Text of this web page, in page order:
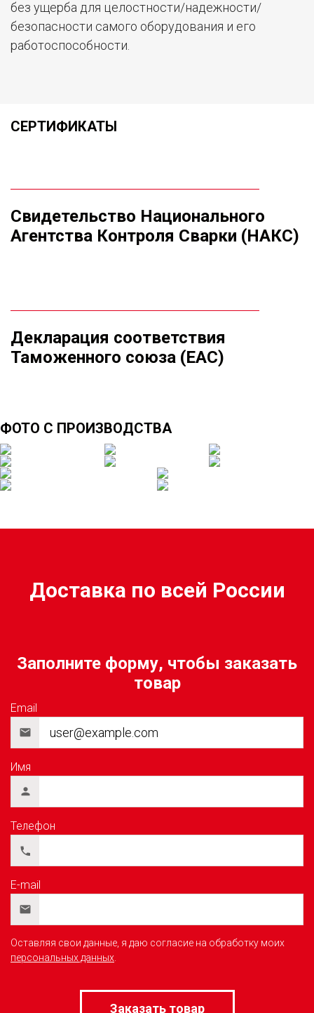
без ущерба для целостности/надежности/
безопасности самого оборудования и его
работоспособности.
СЕРТИФИКАТЫ
Свидетельство Национального
Агентства Контроля Сварки (НАКС)
Декларация соответствия
Таможенного союза (ЕАС)
ФОТО С ПРОИЗВОДСТВА
Доставка по всей России
Заполните форму, чтобы заказать
товар
Email
Имя
Телефон
E-mail
Оставляя свои данные, я даю согласие на обработку моих
персональных данных.